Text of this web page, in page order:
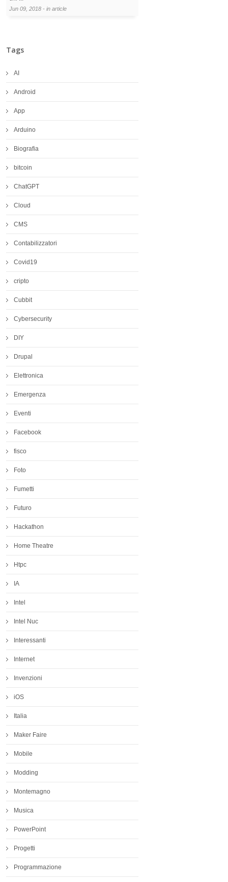
Jun 09, 2018 - in article
Tags
AI
Android
App
Arduino
Biografia
bitcoin
ChatGPT
Cloud
CMS
Contabilizzatori
Covid19
cripto
Cubbit
Cybersecurity
DIY
Drupal
Elettronica
Emergenza
Eventi
Facebook
fisco
Foto
Fumetti
Futuro
Hackathon
Home Theatre
Htpc
IA
Intel
Intel Nuc
Interessanti
Internet
Invenzioni
iOS
Italia
Maker Faire
Mobile
Modding
Montemagno
Musica
PowerPoint
Progetti
Programmazione